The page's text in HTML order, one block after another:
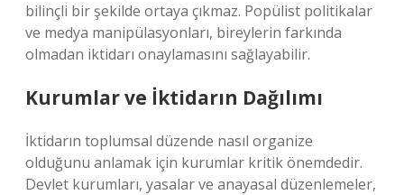
bilinçli bir şekilde ortaya çıkmaz. Popülist politikalar
ve medya manipülasyonları, bireylerin farkında
olmadan iktidarı onaylamasını sağlayabilir.
Kurumlar ve İktidarın Dağılımı
İktidarın toplumsal düzende nasıl organize
olduğunu anlamak için kurumlar kritik önemdedir.
Devlet kurumları, yasalar ve anayasal düzenlemeler,